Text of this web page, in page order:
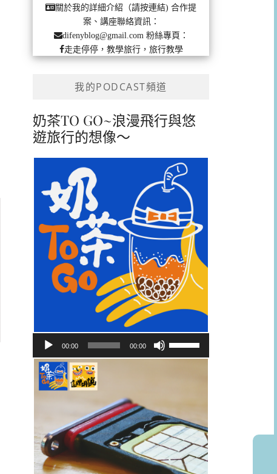
關於我的詳細介紹（請按連結) 合作提
案、講座聯絡資訊：
difenyblog@gmail.com粉絲專頁：
走走停停，教學旅行，旅行教學
我的PODCAST頻道
奶茶TO GO~浪漫飛行與悠
遊旅行的想像～
播
放
00:00 00:00
鍵
以
提
高